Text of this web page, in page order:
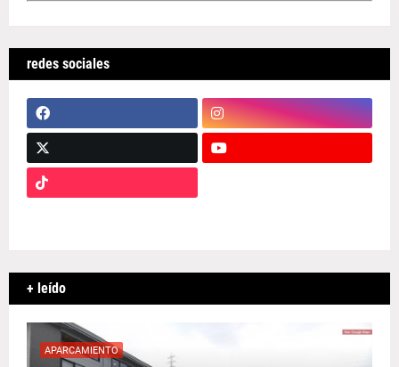
redes sociales
+ leído
APARCAMIENTO